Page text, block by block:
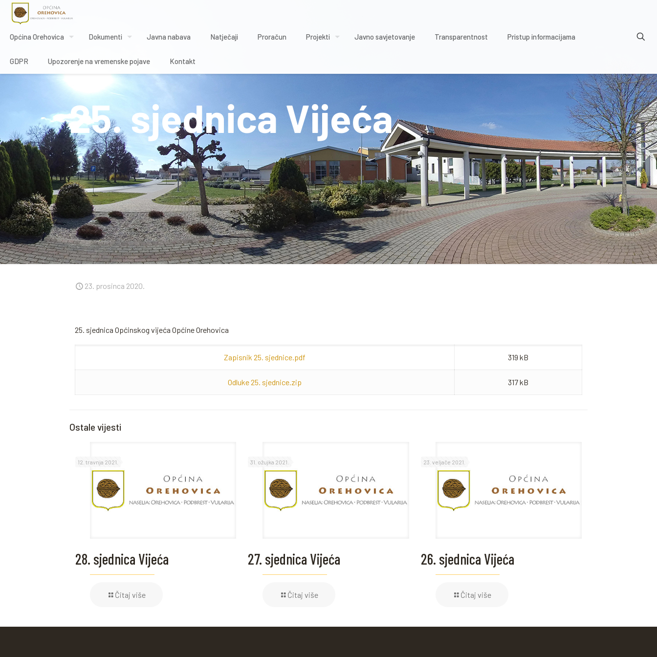
Općina Orehovica Dokumenti Javna nabava Natječaji Proračun Projekti Javno savjetovanje Transparentnost Pristup informacijama
GDPR Upozorenje na vremenske pojave Kontakt
25. sjednica Vijeća
23. prosinca 2020.
25. sjednica Općinskog vijeća Općine Orehovica
Zapisnik 25. sjednice.pdf 319 kB
Odluke 25. sjednice.zip 317 kB
Ostale vijesti
12. travnja 2021.
28. sjednica Vijeća
Čitaj više
31. ožujka 2021.
27. sjednica Vijeća
Čitaj više
23. veljače 2021.
26. sjednica Vijeća
Čitaj više